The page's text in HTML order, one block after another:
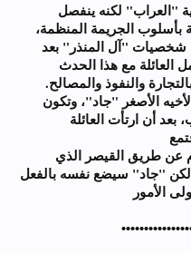
"العراب" لكنه ينفصل
الجريمة المنظمة،
شخصيات "آل المنذر" بعد
العائلة مع هذا الحدث
والنفوذ والمصالح.
الأصغر "جاد"، وتكون
أن ارتأت العائلة
عن طريق القيصر الذي
لكن "جاد" سيضع نفسه بالفعل
الأمور